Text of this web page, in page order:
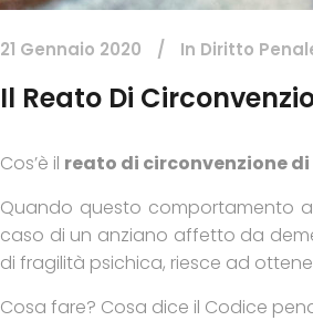
21 Gennaio 2020 In Diritto
Il Reato Di
Cos’è il reato di circonvenzione
Quando questo comportamento
caso di un anziano affetto da
di fragilità psichica, riesce ad
Cosa fare? Cosa dice il Codice